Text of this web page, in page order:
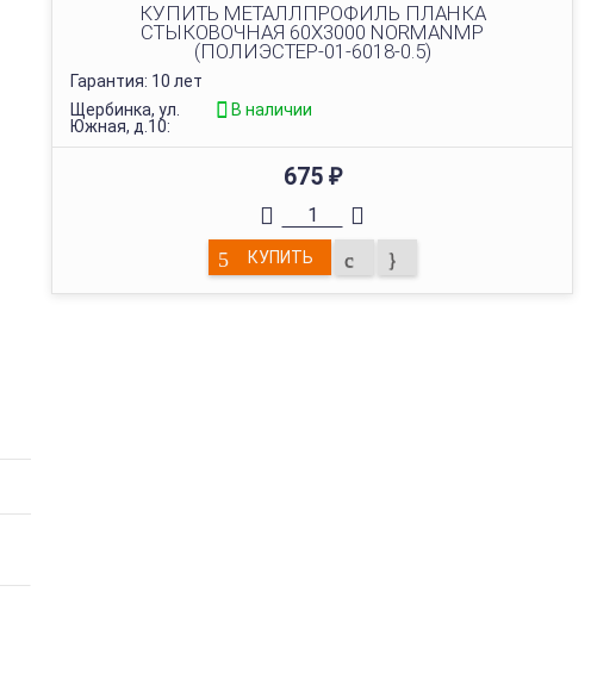
КУПИТЬ МЕТАЛЛПРОФИЛЬ ПЛАНКА
СТЫКОВОЧНАЯ 60Х3000 NORMANMP
(ПОЛИЭСТЕР-01-6018-0.5)
Гарантия: 10 лет
Щербинка, ул.
Южная, д.10:
В наличии
675 ₽
КУПИТЬ